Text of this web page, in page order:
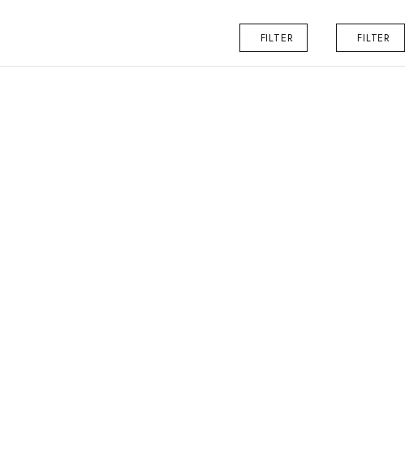
FILTER FILTER